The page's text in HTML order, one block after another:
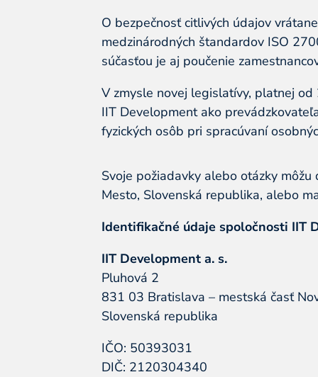
O bezpečnosť citlivých údajov
medzinárodných štandardov ISO
súčasťou je aj poučenie
V zmysle novej legislatívy, platnej
IIT Development ako
fyzických osôb pri spracúvaní
Svoje požiadavky alebo otázky
Mesto, Slovenská republika, alebo
Identifikačné údaje spoločnosti IIT
IIT Development a. s.
Pluhová 2
831 03 Bratislava – mestská časť
Slovenská republika
IČO: 50393031
DIČ: 2120304340